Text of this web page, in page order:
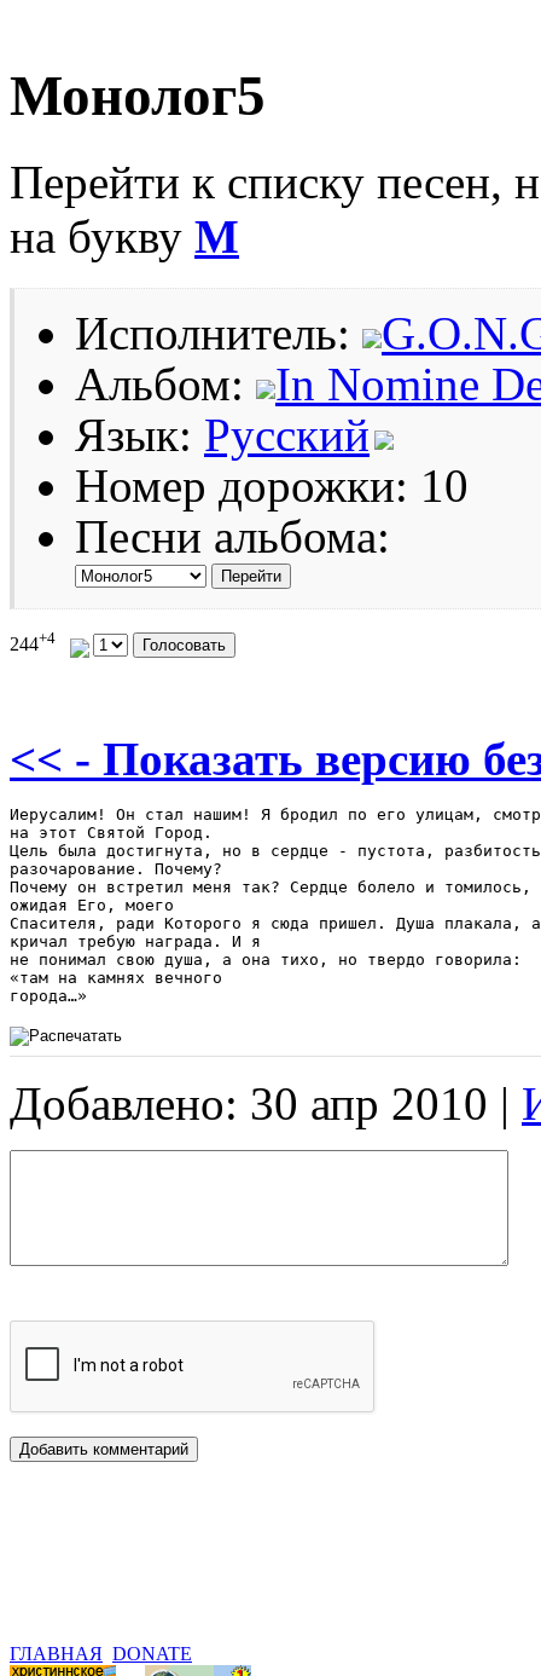
Монолог5
Перейти к списку песен,
на букву М
Исполнитель:
Альбом:
In Nomine
Язык: Русский
Номер дорожки: 10
Песни альбома:
244+4
<< - Показать версию
Иерусалим! Он стал нашим! Я бродил по его улицам,
на этот Святой Город.
Цель была достигнута, но в сердце - пустота,
разочарование. Почему?
Почему он встретил меня так? Сердце болело и томилось,
ожидая Его, моего
Спасителя, ради Которого я сюда пришел. Душа плакала,
кричал требую награда. И я
не понимал свою душа, а она тихо, но твердо говорила:
«там на камнях вечного
города…»
Добавлено: 30 апр 2010 |
ГЛАВНАЯ DONATE